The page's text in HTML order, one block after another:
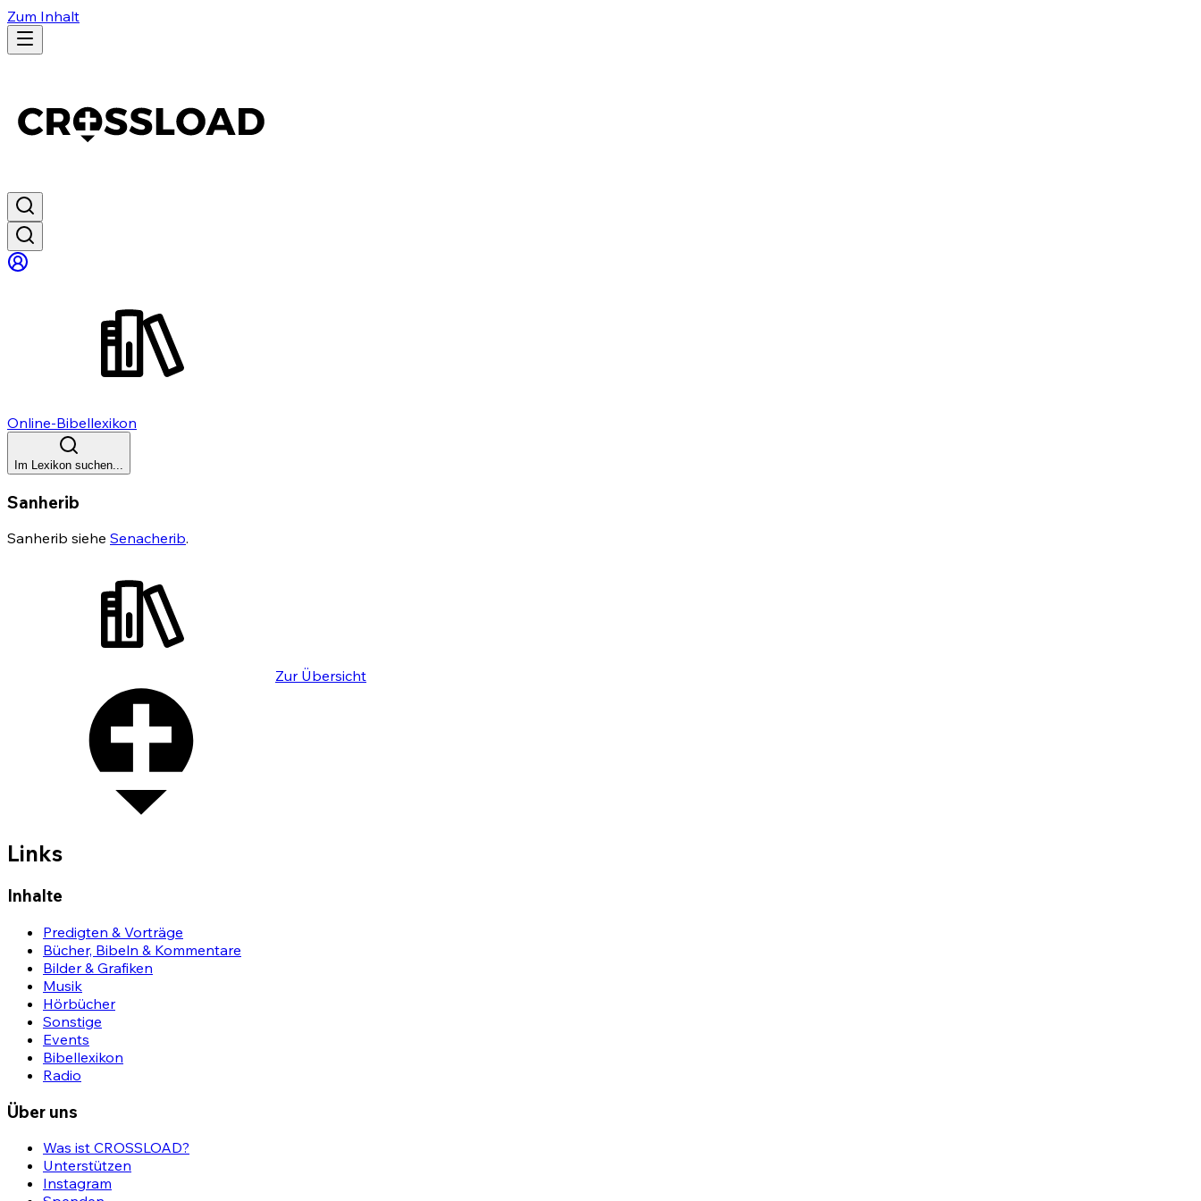
Zum Inhalt
Online-Bibellexikon
Im Lexikon suchen...
Sanherib
Sanherib siehe Senacherib.
Zur Übersicht
Links
Inhalte
Predigten & Vorträge
Bücher, Bibeln & Kommentare
Bilder & Grafiken
Musik
Hörbücher
Sonstige
Events
Bibellexikon
Radio
Über uns
Was ist CROSSLOAD?
Unterstützen
Instagram